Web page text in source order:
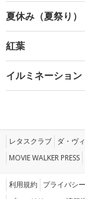
夏休み（夏祭り）
紅葉
イルミネーション
レタスクラブ ダ・ヴ
MOVIE WALKER PRESS
利用規約 プライバシ